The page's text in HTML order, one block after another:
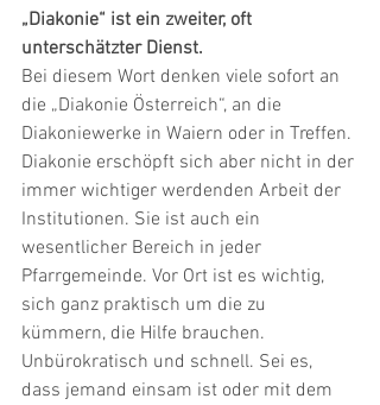
„Diakonie“ ist ein zweiter, oft
unterschätzter Dienst.
Bei diesem Wort denken viele sofort an
die „Diakonie Österreich“, an die
Diakoniewerke in Waiern oder in Treffen.
Diakonie erschöpft sich aber nicht in der
immer wichtiger werdenden Arbeit der
Institutionen. Sie ist auch ein
wesentlicher Bereich in jeder
Pfarrgemeinde. Vor Ort ist es wichtig,
sich ganz praktisch um die zu
kümmern, die Hilfe brauchen.
Unbürokratisch und schnell. Sei es,
dass jemand einsam ist oder mit dem